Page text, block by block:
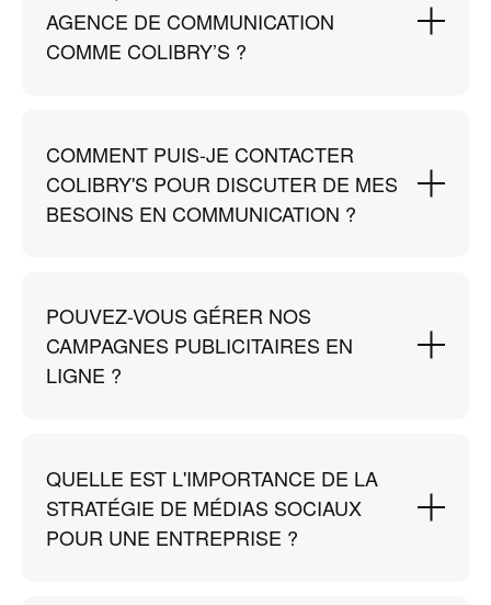
AGENCE DE COMMUNICATION
COMME COLIBRY’S ?
COMMENT PUIS-JE CONTACTER
COLIBRY'S POUR DISCUTER DE MES
BESOINS EN COMMUNICATION ?
POUVEZ-VOUS GÉRER NOS
CAMPAGNES PUBLICITAIRES EN
LIGNE ?
QUELLE EST L'IMPORTANCE DE LA
STRATÉGIE DE MÉDIAS SOCIAUX
POUR UNE ENTREPRISE ?